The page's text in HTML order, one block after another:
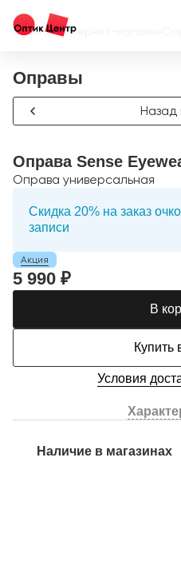
Главная/Интернет-магазин
Оправы
Назад
Оправа Sense
Оправа универсальная
Скидка 20% на заказ
записи
Акция
5 990 ₽
В
Купить
Условия
Наличие в магазинах